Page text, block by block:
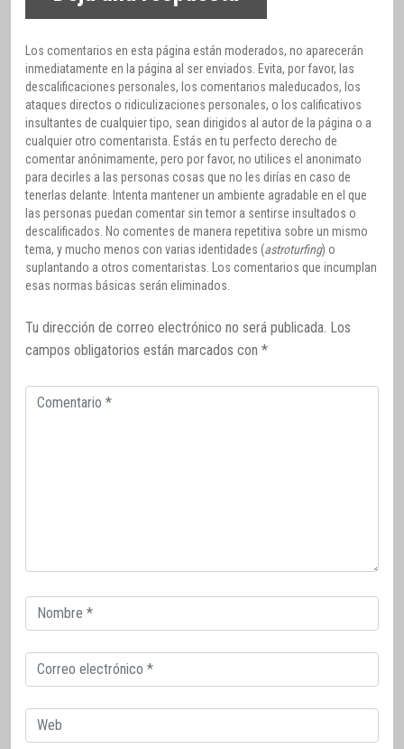
Los comentarios en esta página están moderados, no aparecerán
inmediatamente en la página al ser enviados. Evita, por favor, las
descalificaciones personales, los comentarios maleducados, los
ataques directos o ridiculizaciones personales, o los calificativos
insultantes de cualquier tipo, sean dirigidos al autor de la página o a
cualquier otro comentarista. Estás en tu perfecto derecho de
comentar anónimamente, pero por favor, no utilices el anonimato
para decirles a las personas cosas que no les dirías en caso de
tenerlas delante. Intenta mantener un ambiente agradable en el que
las personas puedan comentar sin temor a sentirse insultados o
descalificados. No comentes de manera repetitiva sobre un mismo
tema, y mucho menos con varias identidades (astroturfing) o
suplantando a otros comentaristas. Los comentarios que incumplan
esas normas básicas serán eliminados.
Tu dirección de correo electrónico no será publicada. Los
campos obligatorios están marcados con *
Comentario
Correo
electrónico
Correo
electrónico
Web